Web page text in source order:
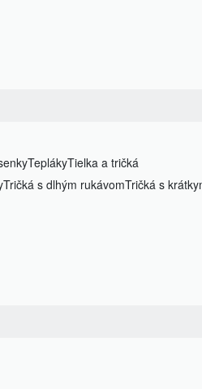
TeplákyTielka a tričká
Tričká s dlhým rukávomTričká s